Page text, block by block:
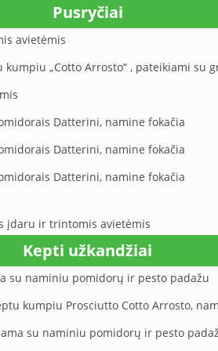
Pusryčiai
avietėmis
„Cotto Arrosto“ , pateikiami su
Datterini, namine fokačia
Datterini, namine fokačia
Datterini, namine fokačia
įdaru ir trintomis avietėmis
Kepti užkandžiai
su naminiu pomidorų ir pesto padažu
kumpiu Prosciutto Cotto Arrosto,
su naminiu pomidorų ir pesto